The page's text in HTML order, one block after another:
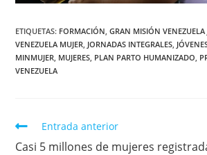
ETIQUETAS: FORMACIÓN GRAN MISIÓN VENEZUELA
VENEZUELA MUJER JORNADAS INTEGRALES
MINMUJER MUJERES PLAN PARTO HUMANIZADO
VENEZUELA
Entrada anterior
Casi 5 millones de mujeres